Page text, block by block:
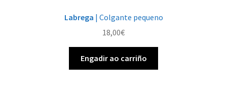
Labrega | Colgante pequeno
18,00€
Engadir ao carriño